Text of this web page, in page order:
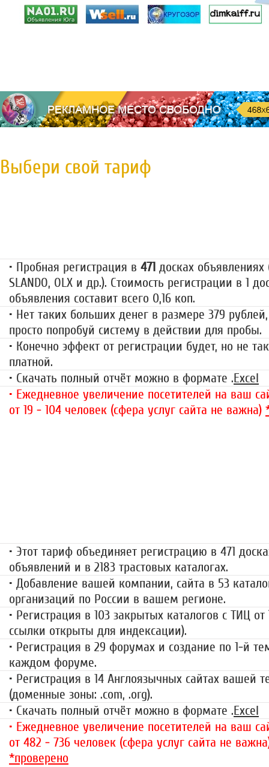
Выбери свой тариф
• Пробная регистрация в 471 досках объявлениях
SLANDO, OLX и др.). Стоимость регистрации в 1
объявления составит всего 0,16 коп.
• Нет таких больших денег в размере 379
просто попробуй систему в действии для пробы.
• Конечно эффект от регистрации будет, но не
платной.
• Скачать полный отчёт можно в формате .Excel
• Ежедневное увеличение посетителей на ваш
от 19 - 104 человек (сфера услуг сайта не важна)
• Этот тариф объединяет регистрацию в 471
объявлений и в 2183 трастовых каталогах.
• Добавление вашей компании, сайта в 53
организаций по России в вашем регионе.
• Регистрация в 103 закрытых каталогов с ТИЦ от
ссылки открыты для индексации).
• Регистрация в 29 форумах и создание по 1-й
каждом форуме.
• Регистрация в 14 Англоязычных сайтах вашей
(доменные зоны: .com, .org).
• Скачать полный отчёт можно в формате .Excel
• Ежедневное увеличение посетителей на ваш
от 482 - 736 человек (сфера услуг сайта не
*проверено